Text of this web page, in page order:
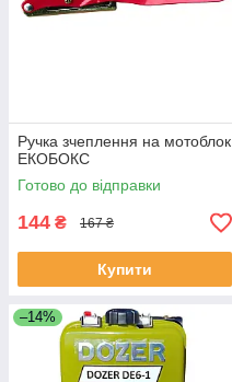
Ручка зчеплення на мотоблок
ЕКОБОКС
Готово до відправки
144 ₴ 167 ₴
Купити
–14%